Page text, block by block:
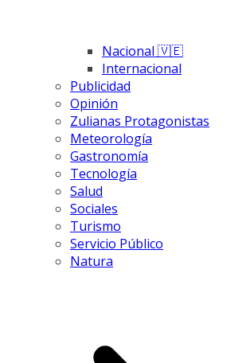
Nacional 🇻🇪
Internacional
Publicidad
Opinión
Zulianas Protagonistas
Meteorología
Gastronomía
Tecnología
Salud
Sociales
Turismo
Servicio Público
Natura